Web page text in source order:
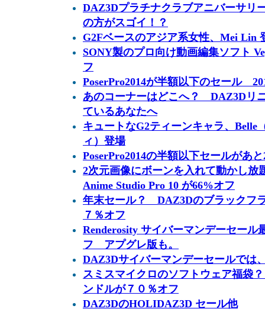
DAZ3Dプラチナクラブアニバーサ
の方がスゴイ！？
G2Fベースのアジア系女性、Mei Lin
SONY製のプロ向け動画編集ソフト
フ
PoserPro2014が半額以下のセール
あのコーナーはどこへ？ DAZ3Dリ
ているあなたへ
キュートなG2ティーンキャラ、Belle
ィ）登場
PoserPro2014の半額以下セールがあ
2次元画像にボーンを入れて動かし放
Anime Studio Pro 10 が66%オフ
年末セール？ DAZ3Dのブラックフ
７％オフ
Renderosity サイバーマンデーセール
フ アプグレ版も。
DAZ3Dサイバーマンデーセールでは
スミスマイクロのソフトウェア福袋
ンドルが７０％オフ
DAZ3DのHOLIDAZ3D セール他